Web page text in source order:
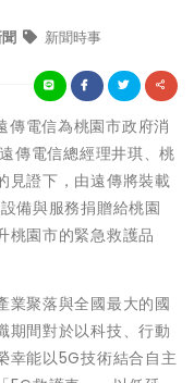
新聞時事
電信為桃園市政府消
傳電信總經理井琪、桃
見證下，由遠傳將裝載
備與服務捐贈給桃園
桃園市的緊急救護品
業聚落與全國最大的國
期間對於以科技、行動
幸能以5G技術結合自主